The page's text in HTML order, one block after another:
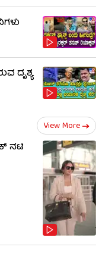
ದೃಶ್ಯ
View More
ನಟಿ